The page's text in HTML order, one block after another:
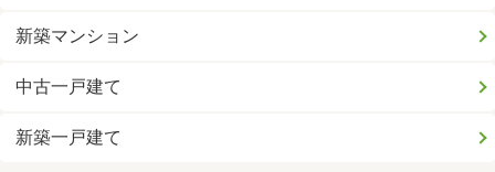
新築マンション
中古一戸建て
新築一戸建て